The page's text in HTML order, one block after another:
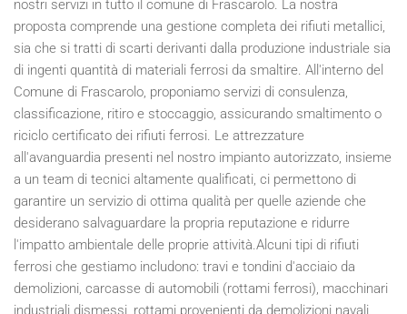
nostri servizi in tutto il comune di Frascarolo. La nostra
proposta comprende una gestione completa dei rifiuti metallici,
sia che si tratti di scarti derivanti dalla produzione industriale sia
di ingenti quantità di materiali ferrosi da smaltire. All'interno del
Comune di Frascarolo, proponiamo servizi di consulenza,
classificazione, ritiro e stoccaggio, assicurando smaltimento o
riciclo certificato dei rifiuti ferrosi. Le attrezzature
all'avanguardia presenti nel nostro impianto autorizzato, insieme
a un team di tecnici altamente qualificati, ci permettono di
garantire un servizio di ottima qualità per quelle aziende che
desiderano salvaguardare la propria reputazione e ridurre
l'impatto ambientale delle proprie attività.Alcuni tipi di rifiuti
ferrosi che gestiamo includono: travi e tondini d'acciaio da
demolizioni, carcasse di automobili (rottami ferrosi), macchinari
industriali dismessi, rottami provenienti da demolizioni navali,